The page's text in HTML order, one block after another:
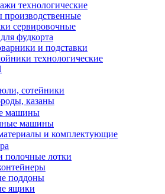
технологические
производственные
сервировочные
фудкорта
и подставки
технологические
сотейники
казаны
машины
машины
и комплектующие
полочные лотки
поддоны
ящики